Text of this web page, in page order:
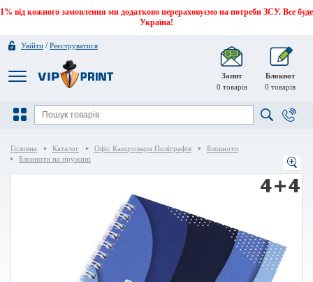
1% від кожного замовлення ми додатково перераховуємо на потреби ЗСУ. Все буде
Україна!
Увійти /Реєструватися
Запит
0 товарів
Блокнот
0 товарів
Головна Каталог Офіс Канцтовари Поліграфія
Блокноти
Блокноти на пружині